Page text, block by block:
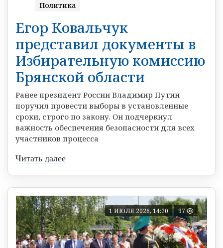
Политика
Егор Ковальчук
представил документы в
Избирательную комиссию
Брянской области
Ранее президент России Владимир Путин
поручил провести выборы в установленные
сроки, строго по закону. Он подчеркнул
важность обеспечения безопасности для всех
участников процесса
Читать далее
1 ИЮЛЯ 2026, 14:20 97